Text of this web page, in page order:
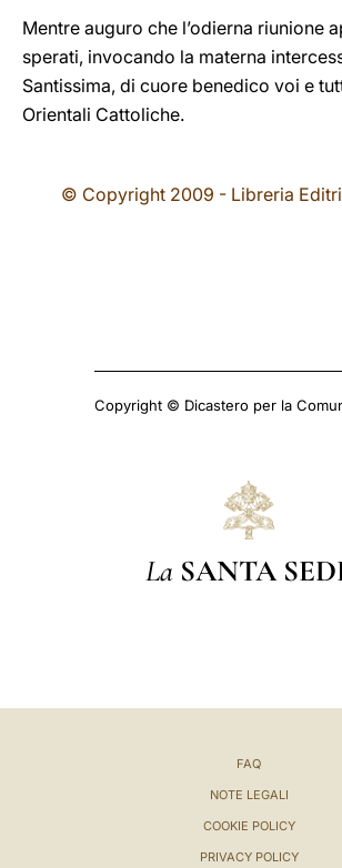
Mentre auguro che l’odierna riunione
sperati, invocando la materna
Santissima, di cuore benedico voi e
Orientali Cattoliche.
© Copyright 2009 - Libreria
Copyright © Dicastero per la
La SANTA
FAQ
NOTE LEGALI
COOKIE POLICY
PRIVACY POLICY